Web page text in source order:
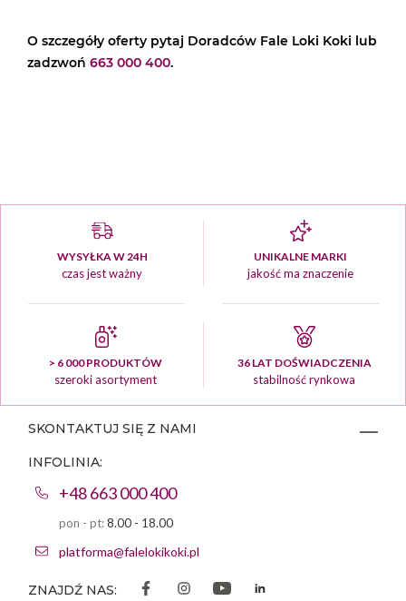
O szczegóły oferty pytaj Doradców Fale Loki Koki lub
zadzwoń 663 000 400.
WYSYŁKA W 24H
czas jest ważny
UNIKALNE MARKI
jakość ma znaczenie
> 6 000 PRODUKTÓW
szeroki asortyment
36 LAT DOŚWIADCZENIA
stabilność rynkowa
SKONTAKTUJ SIĘ Z NAMI
INFOLINIA:
+48 663 000 400
pon - pt:8.00 - 18.00
platforma@falelokikoki.pl
ZNAJDŹ NAS: